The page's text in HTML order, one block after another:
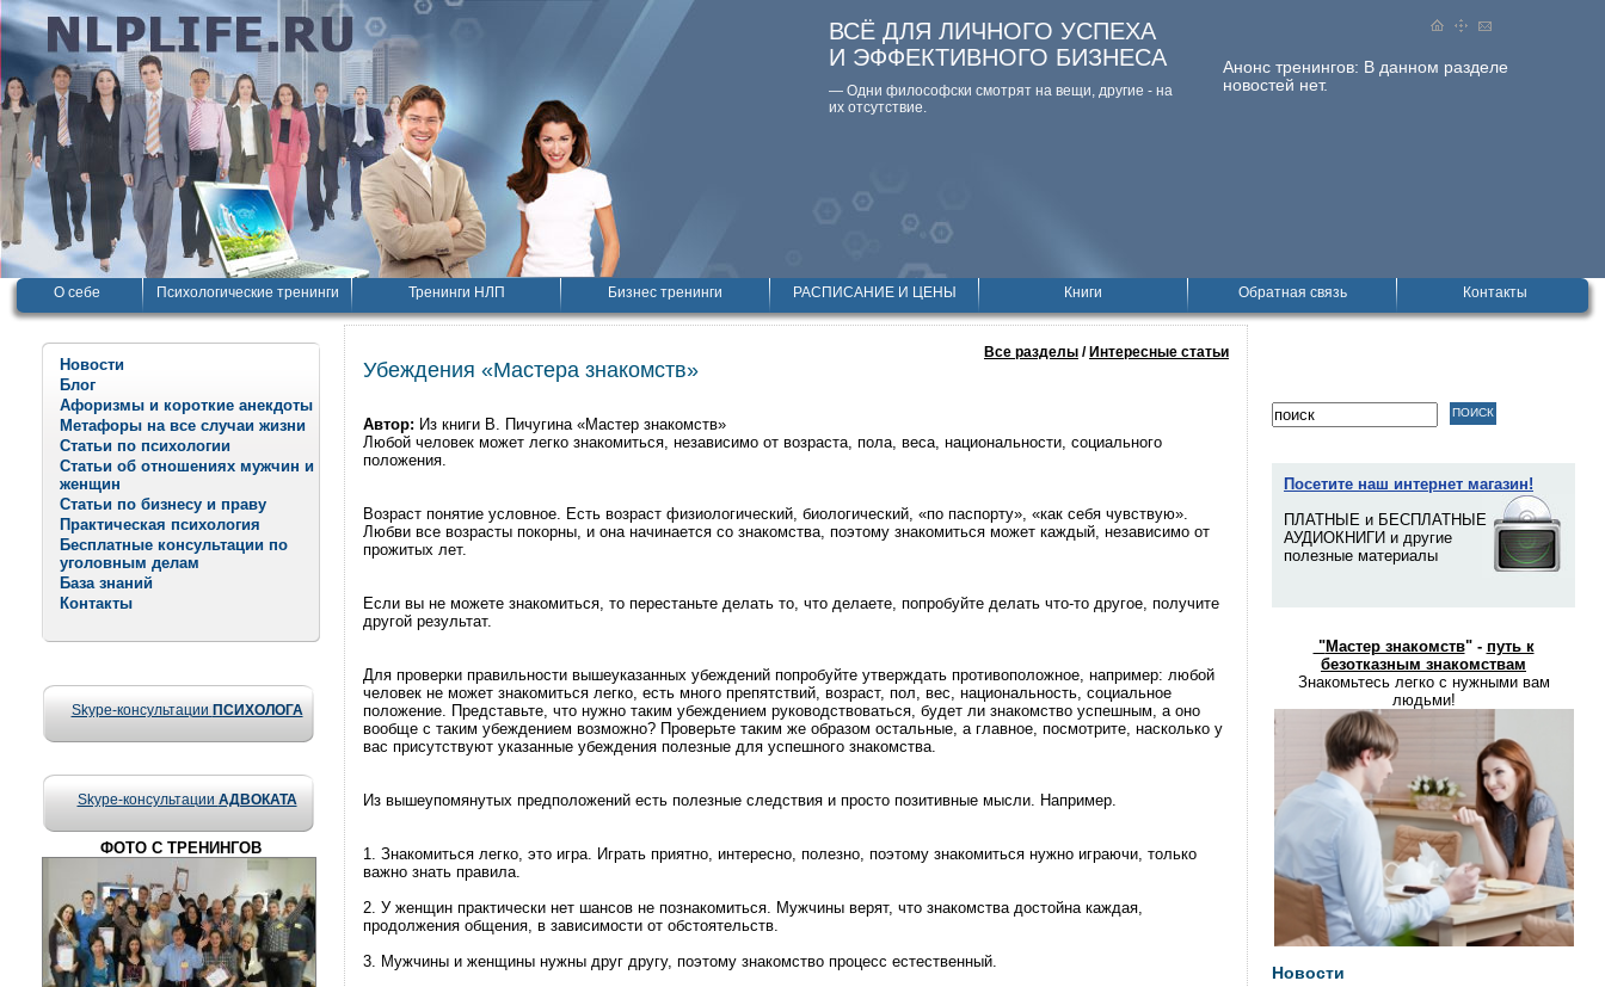
Анонс тренингов: В данном разделе
новостей нет.
ВСЁ ДЛЯ ЛИЧНОГО УСПЕХА
И ЭФФЕКТИВНОГО БИЗНЕСА
— Одни философски смотpят на вещи, дpугие - на
их отсутствие.
О себе Психологические тренинги Тренинги НЛП Бизнес тренинги РАСПИСАНИЕ И ЦЕНЫ Книги Обратная связь Контакты
Новости
Блог
Афоризмы и короткие анекдоты
Метафоры на все случаи жизни
Статьи по психологии
Статьи об отношениях мужчин и
женщин
Статьи по бизнесу и праву
Практическая психология
Бесплатные консультации по
уголовным делам
База знаний
Контакты
Skype-консультации ПСИХОЛОГА
Skype-консультации АДВОКАТА
ФОТО С ТРЕНИНГОВ
Все разделы / Интересные статьи
Убеждения «Мастера знакомств»
Автор: Из книги В. Пичугина «Мастер знакомств»
Любой человек может легко знакомиться, независимо от возраста, пола, веса, национальности, социального
положения.
Возраст понятие условное. Есть возраст физиологический, биологический, «по паспорту», «как себя чувствую».
Любви все возрасты покорны, и она начинается со знакомства, поэтому знакомиться может каждый, независимо от
прожитых лет.
Если вы не можете знакомиться, то перестаньте делать то, что делаете, попробуйте делать что-то другое, получите
другой результат.
Для проверки правильности вышеуказанных убеждений попробуйте утверждать противоположное, например: любой
человек не может знакомиться легко, есть много препятствий, возраст, пол, вес, национальность, социальное
положение. Представьте, что нужно таким убеждением руководствоваться, будет ли знакомство успешным, а оно
вообще с таким убеждением возможно? Проверьте таким же образом остальные, а главное, посмотрите, насколько у
вас присутствуют указанные убеждения полезные для успешного знакомства.
Из вышеупомянутых предположений есть полезные следствия и просто позитивные мысли. Например.
1. Знакомиться легко, это игра. Играть приятно, интересно, полезно, поэтому знакомиться нужно играючи, только
важно знать правила.
2. У женщин практически нет шансов не познакомиться. Мужчины верят, что знакомства достойна каждая,
продолжения общения, в зависимости от обстоятельств.
3. Мужчины и женщины нужны друг другу, поэтому знакомство процесс естественный.
Посетите наш интернет магазин!
ПЛАТНЫЕ и БЕСПЛАТНЫЕ
АУДИОКНИГИ и другие
полезные материалы
"Мастер знакомств" - путь к
безотказным знакомствам
Знакомьтесь легко с нужными вам
людьми!
Новости